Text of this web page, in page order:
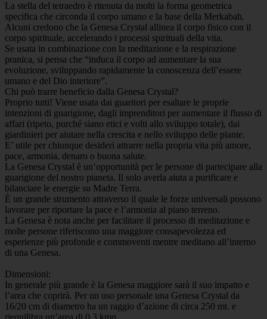
La stella del tetraedro è ritenuta da molti la forma geometrica
specifica che circonda il corpo umano e la base della Merkabah.
Alcuni credono che la Genesa Crystal allinea il corpo fisico con il
corpo spirituale, accelerando i processi spirituali della vita.
Se usata in combinazione con la meditazione e la respirazione
pranica, si pensa che “induca il corpo ad aumentare la sua
evoluzione, sviluppando rapidamente la conoscenza dell’essere
umano e del Dio interiore”.
Chi può trarre beneficio dalla Genesa Crystal?
Proprio tutti! Viene usata dai guaritori per esaltare le proprie
intenzioni di guarigione, dagli imprenditori per aumentare il flusso di
affari (ripeto, purché siano etici e volti allo sviluppo totale), dai
giardinieri per aiutare nella crescita e nello sviluppo delle piante.
E’ utile per chiunque desideri attrarre nella propria vita più amore,
pace, armonia, denaro o buona salute.
La Genesa Crystal è un’opportunità per le persone di partecipare alla
guarigione del nostro pianeta. Il solo averla aiuta a purificare e
bilanciare le energie su Madre Terra.
È un grande strumento attraverso il quale le forze universali possono
lavorare per riportare la pace e l’armonia al piano terreno.
La Genesa è nota anche per facilitare il processo di meditazione e
molte persone riferiscono una maggiore consapevolezza ed
esperienze più profonde e commoventi mentre meditano all’interno
di una Genesa.
Dimensioni:
In generale più grande è la Genesa maggiore sarà il suo impatto e
l’area che coprirà. Per un uso personale una Genesa Crystal da
16/20 cm di diametro ha un raggio d’azione di circa 250 mt. e
riequilibra un’area di 0,3 kmq.